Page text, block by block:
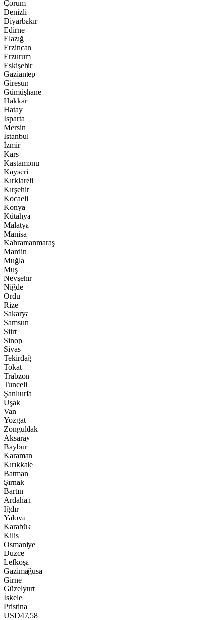
Çorum
Denizli
Diyarbakır
Edirne
Elazığ
Erzincan
Erzurum
Eskişehir
Gaziantep
Giresun
Gümüşhane
Hakkari
Hatay
Isparta
Mersin
İstanbul
İzmir
Kars
Kastamonu
Kayseri
Kırklareli
Kırşehir
Kocaeli
Konya
Kütahya
Malatya
Manisa
Kahramanmaraş
Mardin
Muğla
Muş
Nevşehir
Niğde
Ordu
Rize
Sakarya
Samsun
Siirt
Sinop
Sivas
Tekirdağ
Tokat
Trabzon
Tunceli
Şanlıurfa
Uşak
Van
Yozgat
Zonguldak
Aksaray
Bayburt
Karaman
Kırıkkale
Batman
Şırnak
Bartın
Ardahan
Iğdır
Yalova
Karabük
Kilis
Osmaniye
Düzce
Lefkoşa
Gazimağusa
Girne
Güzelyurt
İskele
Pristina
USD47,58